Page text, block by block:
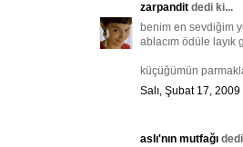
zarpandit dedi ki...
benim en sevdiğim
ablacım ödüle layık
küçüğümün
Salı, Şubat 17, 2009
aslı'nın mutfağı